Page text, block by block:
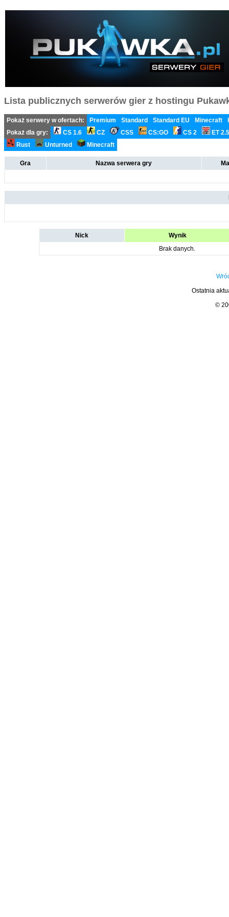
Lista publicznych serwerów gier z hostingu
Pokaż serwery w ofertach: Premium Standard Standard EU Minecraft
Pokaż dla gry:
CS 1.6 CZ CSS CS:GO CS 2
ET
Rust
Unturned Minecraft
Gra Nazwa serwera gry
Nick
Wynik
Brak danych.
Ostatnia
©